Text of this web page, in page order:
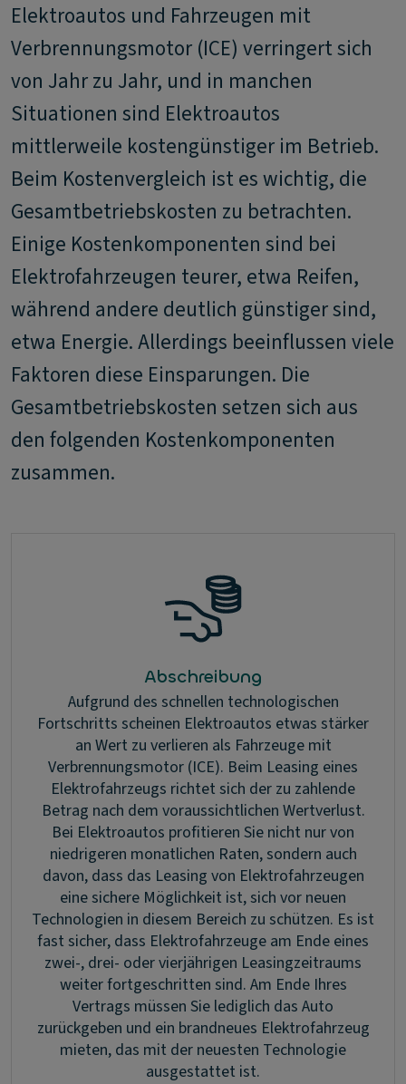
Elektroautos und Fahrzeugen mit
Verbrennungsmotor (ICE) verringert sich
von Jahr zu Jahr, und in manchen
Situationen sind Elektroautos
mittlerweile kostengünstiger im Betrieb.
Beim Kostenvergleich ist es wichtig, die
Gesamtbetriebskosten zu betrachten.
Einige Kostenkomponenten sind bei
Elektrofahrzeugen teurer, etwa Reifen,
während andere deutlich günstiger sind,
etwa Energie. Allerdings beeinflussen viele
Faktoren diese Einsparungen. Die
Gesamtbetriebskosten setzen sich aus
den folgenden Kostenkomponenten
zusammen.
Abschreibung
Aufgrund des schnellen technologischen
Fortschritts scheinen Elektroautos etwas stärker
an Wert zu verlieren als Fahrzeuge mit
Verbrennungsmotor (ICE). Beim Leasing eines
Elektrofahrzeugs richtet sich der zu zahlende
Betrag nach dem voraussichtlichen Wertverlust.
Bei Elektroautos profitieren Sie nicht nur von
niedrigeren monatlichen Raten, sondern auch
davon, dass das Leasing von Elektrofahrzeugen
eine sichere Möglichkeit ist, sich vor neuen
Technologien in diesem Bereich zu schützen. Es ist
fast sicher, dass Elektrofahrzeuge am Ende eines
zwei-, drei- oder vierjährigen Leasingzeitraums
weiter fortgeschritten sind. Am Ende Ihres
Vertrags müssen Sie lediglich das Auto
zurückgeben und ein brandneues Elektrofahrzeug
mieten, das mit der neuesten Technologie
ausgestattet ist.